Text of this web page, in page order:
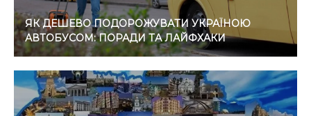
ЯК ДЕШЕВО ПОДОРОЖУВАТИ УКРАЇНОЮ
АВТОБУСОМ: ПОРАДИ ТА ЛАЙФХАКИ